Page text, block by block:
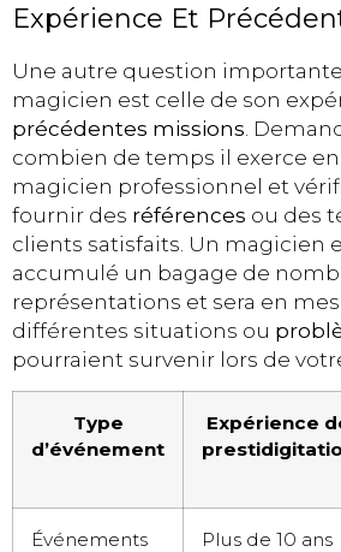
Expérience Et
Une autre question
magicien est celle de son
précédentes missions .
combien de temps il exerce
magicien professionnel et
fournir des références ou des
clients satisfaits. Un magicien
accumulé un bagage de
représentations et sera en
différentes situations ou
pourraient survenir lors de
Type
d’événement
Expérience
Événements
Plus de 10 ans